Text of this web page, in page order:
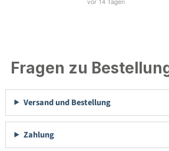
Fragen zu
Versand und Bestellung
Zahlung